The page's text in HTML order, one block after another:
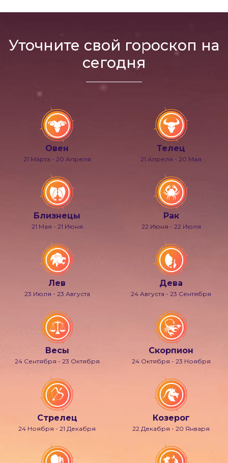
Уточните свой гороскоп на
сегодня
Овен
21 Марта - 20 Апреля
Телец
21 Апреля - 20 Мая
Близнецы
21 Мая - 21 Июня
Рак
22 Июня - 22 Июля
Лев
23 Июля - 23 Августа
Дева
24 Августа - 23 Сентября
Весы
24 Сентября - 23 Октября
Скорпион
24 Октября - 23 Ноября
Стрелец
24 Ноября - 21 Декабря
Козерог
22 Декабря - 20 Января